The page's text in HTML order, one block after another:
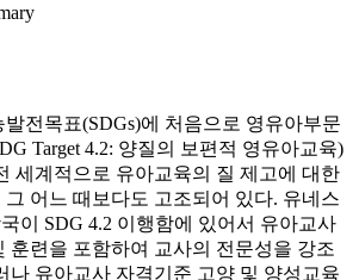
전목표(SDGs)에 처음으로 영유아부문
Target 4.2: 양질의 보편적 영유아교육)
세계적으로 유아교육의 질 제고에 대한
그 어느 때보다도 고조되어 있다. 유네스
이 SDG 4.2 이행함에 있어서 유아교사
훈련을 포함하여 교사의 전문성을 강조
나 유아교사 자격기준 고양 및 양성교육